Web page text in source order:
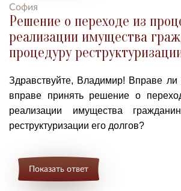
София
Решение о переходе из
реализации имущества
процедуру
Здравствуйте, Владимир! Вправе
вправе принять решение о
реализации имущества
реструктуризации его долгов?
Показать ответ